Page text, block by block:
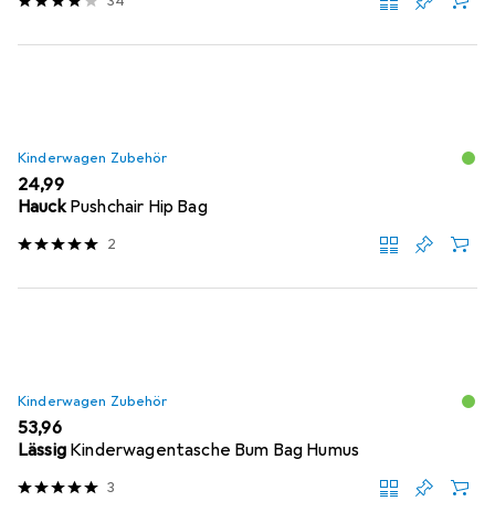
Kinderwagen Zubehör
EUR
24,99
Hauck Pushchair Hip Bag
2
Kinderwagen Zubehör
EUR
53,96
Lässig Kinderwagentasche Bum Bag Humus
3